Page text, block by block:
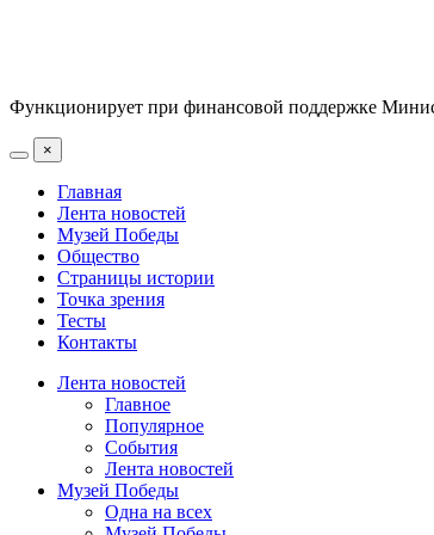
Функционирует при финансовой поддержке
×
Главная
Лента новостей
Музей Победы
Общество
Страницы истории
Точка зрения
Тесты
Контакты
Лента новостей
Главное
Популярное
События
Лента новостей
Музей Победы
Одна на всех